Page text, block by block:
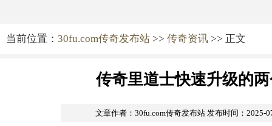
当前位置： 30fu.com传奇发布站 >> 传奇资讯 >> 正文
传奇里道士快速升级的
文章作者：30fu.com传奇发布站 发布时间：2025-